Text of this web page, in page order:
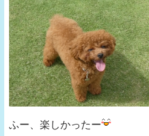
ふー、楽しかったー